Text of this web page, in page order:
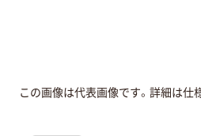
この画像は代表画像です。詳細は仕